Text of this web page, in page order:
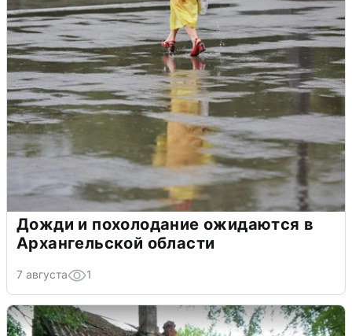
Дожди и похолодание ожидаются в
Архангельской области
7 августа 1